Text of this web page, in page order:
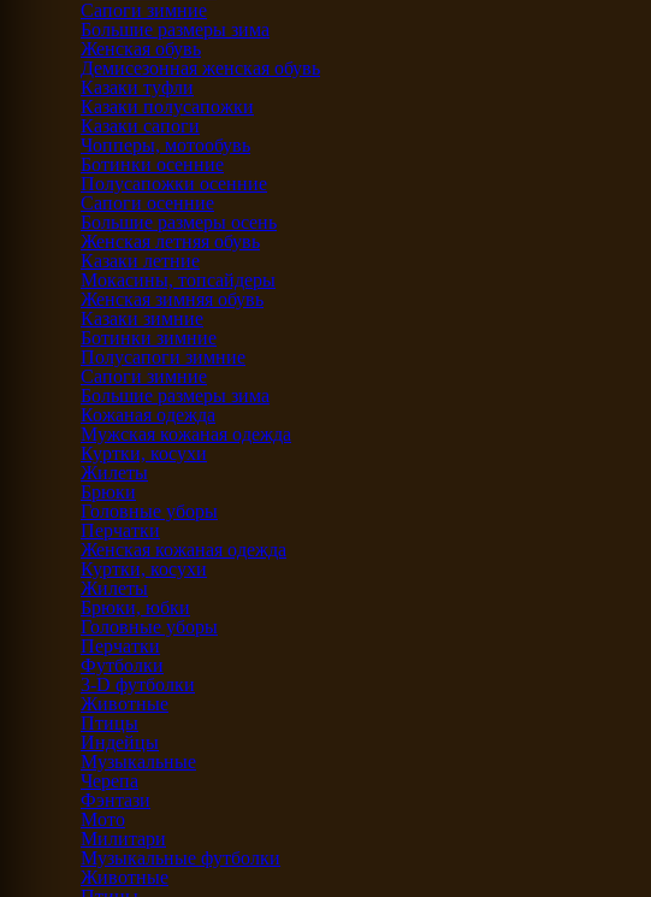
Сапоги зимние
Большие размеры зима
Женская обувь
Демисезонная женская обувь
Казаки туфли
Казаки полусапожки
Казаки сапоги
Чопперы, мотообувь
Ботинки осенние
Полусапожки осенние
Сапоги осенние
Большие размеры осень
Женская летняя обувь
Казаки летние
Мокасины, топсайдеры
Женская зимняя обувь
Казаки зимние
Ботинки зимние
Полусапоги зимние
Сапоги зимние
Большие размеры зима
Кожаная одежда
Мужская кожаная одежда
Куртки, косухи
Жилеты
Брюки
Головные уборы
Перчатки
Женская кожаная одежда
Куртки, косухи
Жилеты
Брюки, юбки
Головные уборы
Перчатки
Футболки
3-D футболки
Животные
Птицы
Индейцы
Музыкальные
Черепа
Фэнтази
Мото
Милитари
Музыкальные футболки
Животные